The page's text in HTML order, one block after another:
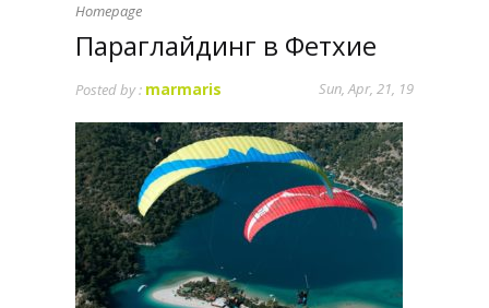
Homepage
Параглайдинг в Фетхие
Sun, Apr, 21, 19
Posted by : marmaris